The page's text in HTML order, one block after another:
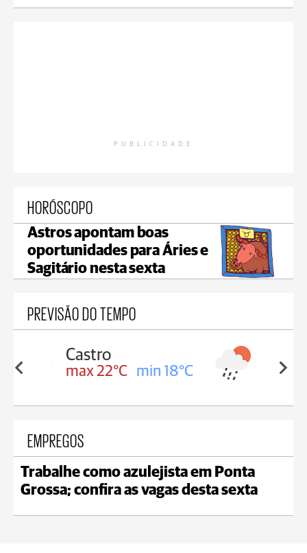
PUBLICIDADE
HORÓSCOPO
Astros apontam boas
oportunidades para Áries e
Sagitário nesta sexta
PREVISÃO DO TEMPO
18°C max 21°C min 18°C
EMPREGOS
Trabalhe como azulejista em Ponta
Grossa; confira as vagas desta sexta